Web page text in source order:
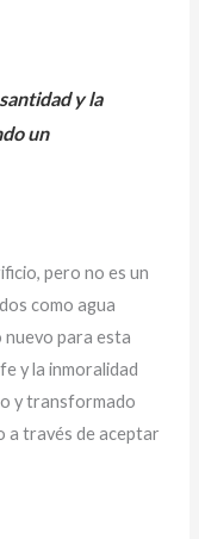
y la
un
pero no es un
como agua
para esta
y la inmoralidad
y transformado
a través de aceptar